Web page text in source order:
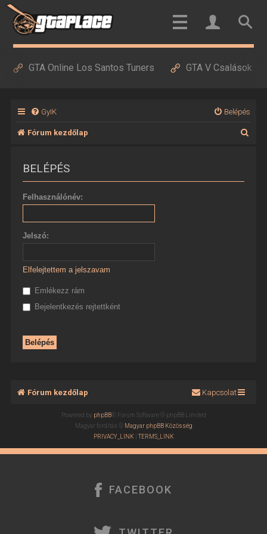
GTA Online Los Santos Tuners GTA V Csalások
GyIK Belépés
Fórum kezdőlap
BELÉPÉS
Felhasználónév:
Jelszó:
Elfelejtettem a jelszavam
Emlékezz rám
Bejelentkezés rejtettként
Fórum kezdőlap Kapcsolat
Powered by phpBB® Forum Software © phpBB Limited
Magyar fordítás © Magyar phpBB Közösség
PRIVACY_LINK |TERMS_LINK
FACEBOOK